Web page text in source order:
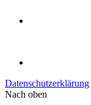
Datenschutzerklärung
Nach oben